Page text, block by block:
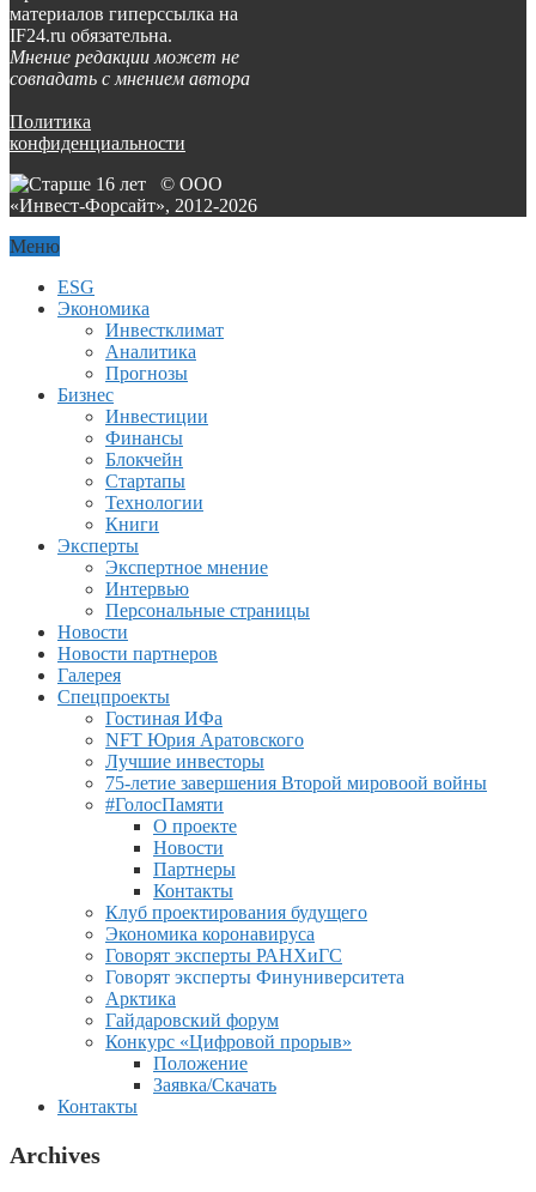
материалов гиперссылка на
IF24.ru обязательна.
Мнение редакции может не
совпадать с мнением автора
Политика
конфиденциальности
© ООО
«Инвест-Форсайт», 2012-2026
Меню
ESG
Экономика
Инвестклимат
Аналитика
Прогнозы
Бизнес
Инвестиции
Финансы
Блокчейн
Стартапы
Технологии
Книги
Эксперты
Экспертное мнение
Интервью
Персональные страницы
Новости
Новости партнеров
Галерея
Спецпроекты
Гостиная ИФа
NFT Юрия Аратовского
Лучшие инвесторы
75-летие завершения Второй мировоой войны
#ГолосПамяти
О проекте
Новости
Партнеры
Контакты
Клуб проектирования будущего
Экономика коронавируса
Говорят эксперты РАНХиГС
Говорят эксперты Финуниверситета
Арктика
Гайдаровский форум
Конкурс «Цифровой прорыв»
Положение
Заявка/Скачать
Контакты
Archives